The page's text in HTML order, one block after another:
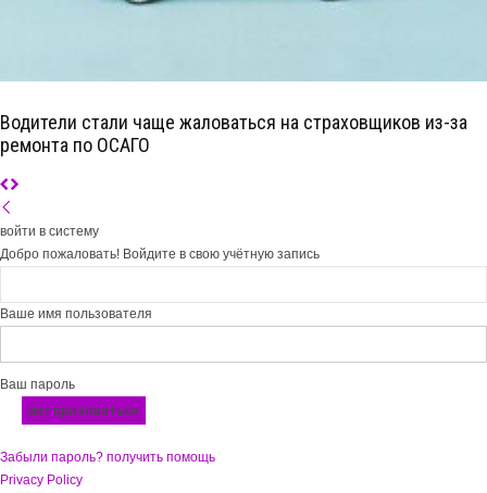
Водители стали чаще жаловаться на страховщиков из-за
ремонта по ОСАГО
войти в систему
Добро пожаловать! Войдите в свою учётную запись
Ваше имя пользователя
Ваш пароль
Забыли пароль? получить помощь
Privacy Policy